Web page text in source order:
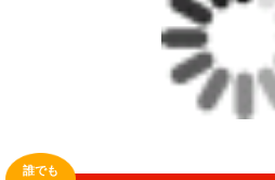
誰でも